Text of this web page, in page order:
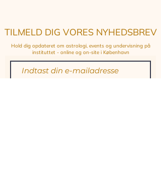
TILMELD DIG VORES NYHEDSBREV
Hold dig opdateret om astrologi, events og undervisning på
instituttet - online og on-site i København